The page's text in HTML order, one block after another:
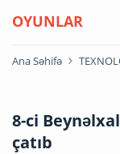
OYUNLAR
Ana Səhifə
8-ci
çatıb